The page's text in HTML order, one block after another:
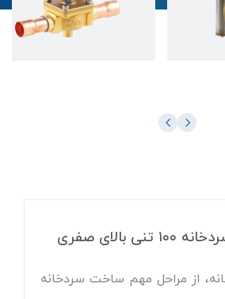
بالای صفری
از مراحل مهم ساخت سردخانه